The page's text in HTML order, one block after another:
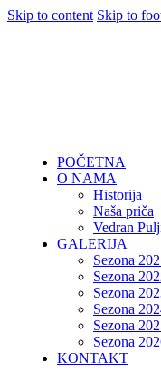
Skip to content Skip to
POČETNA
O NAMA
Historija
Naša priča
Vedran
GALERIJA
Sezona
Sezona
Sezona
Sezona
Sezona
Sezona
KONTAKT